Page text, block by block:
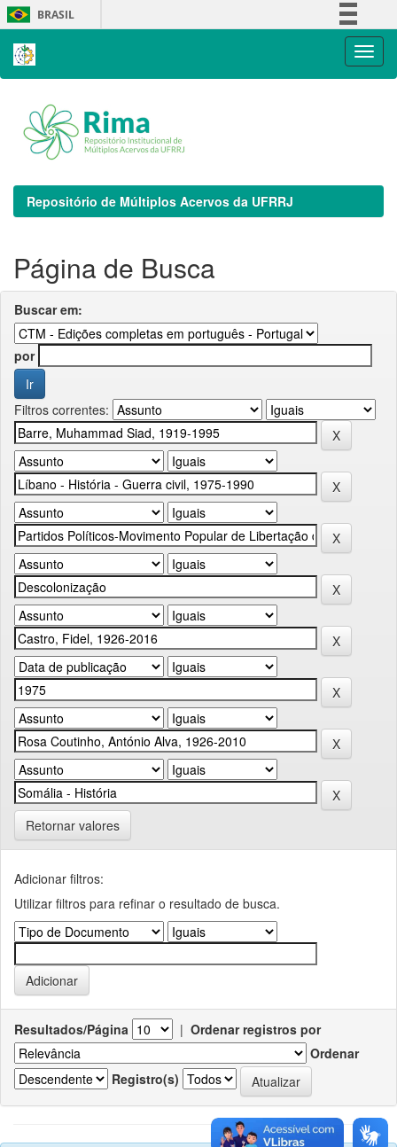
Skip
navigation
BRASIL
Repositório de Múltiplos Acervos da UFRRJ
Página de Busca
Buscar em:
por
Filtros correntes:
Retornar valores
Adicionar filtros:
Utilizar filtros para refinar o resultado de busca.
Resultados/Página | Ordenar registros por
Ordenar
Registro(s)